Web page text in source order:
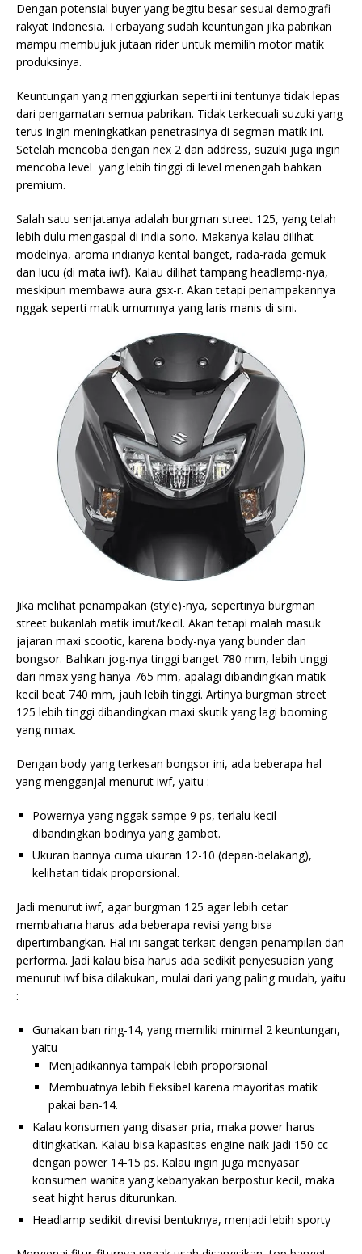
Dengan potensial buyer yang begitu besar sesuai demografi
rakyat Indonesia. Terbayang sudah keuntungan jika pabrikan
mampu membujuk jutaan rider untuk memilih motor matik
produksinya.
Keuntungan yang menggiurkan seperti ini tentunya tidak lepas
dari pengamatan semua pabrikan. Tidak terkecuali suzuki yang
terus ingin meningkatkan penetrasinya di segman matik ini.
Setelah mencoba dengan nex 2 dan address, suzuki juga ingin
mencoba level yang lebih tinggi di level menengah bahkan
premium.
Salah satu senjatanya adalah burgman street 125, yang telah
lebih dulu mengaspal di india sono. Makanya kalau dilihat
modelnya, aroma indianya kental banget, rada-rada gemuk
dan lucu (di mata iwf). Kalau dilihat tampang headlamp-nya,
meskipun membawa aura gsx-r. Akan tetapi penampakannya
nggak seperti matik umumnya yang laris manis di sini.
Jika melihat penampakan (style)-nya, sepertinya burgman
street bukanlah matik imut/kecil. Akan tetapi malah masuk
jajaran maxi scootic, karena body-nya yang bunder dan
bongsor. Bahkan jog-nya tinggi banget 780 mm, lebih tinggi
dari nmax yang hanya 765 mm, apalagi dibandingkan matik
kecil beat 740 mm, jauh lebih tinggi. Artinya burgman street
125 lebih tinggi dibandingkan maxi skutik yang lagi booming
yang nmax.
Dengan body yang terkesan bongsor ini, ada beberapa hal
yang mengganjal menurut iwf, yaitu :
Powernya yang nggak sampe 9 ps, terlalu kecil
dibandingkan bodinya yang gambot.
Ukuran bannya cuma ukuran 12-10 (depan-belakang),
kelihatan tidak proporsional.
Jadi menurut iwf, agar burgman 125 agar lebih cetar
membahana harus ada beberapa revisi yang bisa
dipertimbangkan. Hal ini sangat terkait dengan penampilan dan
performa. Jadi kalau bisa harus ada sedikit penyesuaian yang
menurut iwf bisa dilakukan, mulai dari yang paling mudah, yaitu
:
Gunakan ban ring-14, yang memiliki minimal 2 keuntungan,
yaitu
Menjadikannya tampak lebih proporsional
Membuatnya lebih fleksibel karena mayoritas matik
pakai ban-14.
Kalau konsumen yang disasar pria, maka power harus
ditingkatkan. Kalau bisa kapasitas engine naik jadi 150 cc
dengan power 14-15 ps. Kalau ingin juga menyasar
konsumen wanita yang kebanyakan berpostur kecil, maka
seat hight harus diturunkan.
Headlamp sedikit direvisi bentuknya, menjadi lebih sporty